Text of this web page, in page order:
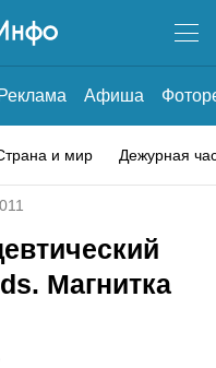
Реклама Афиша
и мир Дежурная
Магнитка